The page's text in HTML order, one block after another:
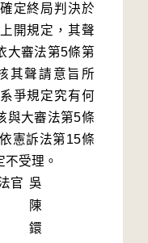
定終局判決於
開規定，其聲
大審法第5條第
其聲請意旨所
爭規定究有何
與大審法第5條
憲訴法第15條
受理。
官 吳
陳
鐶